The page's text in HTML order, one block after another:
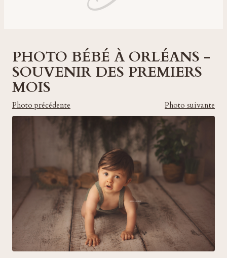
PHOTO BÉBÉ À ORLÉANS -
SOUVENIR DES PREMIERS
MOIS
Photo précédente Photo suivante